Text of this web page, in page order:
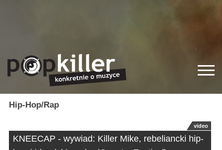
Hip-Hop/Rap
video
KNEECAP - wywiad: Killer Mike, rebeliancki hip-